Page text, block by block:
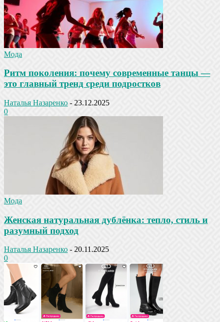
Мода
Ритм поколения: почему современные танцы —
это главный тренд среди подростков
Наталья Назаренко - 23.12.2025
0
Мода
Женская натуральная дублёнка: тепло, стиль и
разумный подход
Наталья Назаренко - 20.11.2025
0